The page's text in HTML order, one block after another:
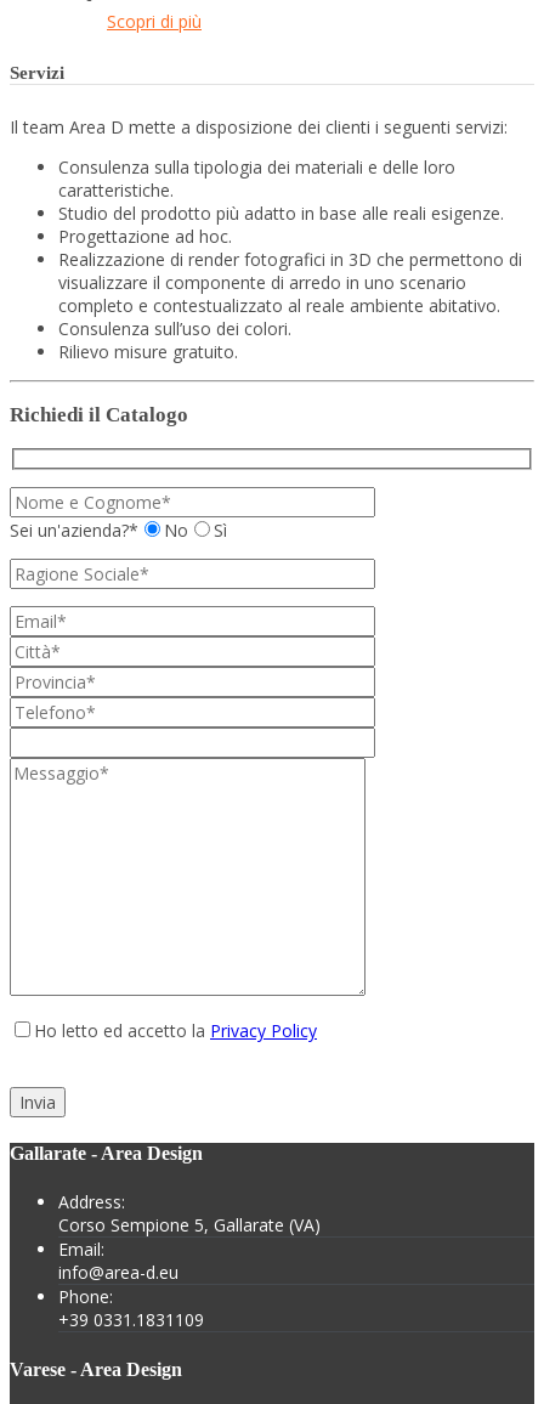
Scopri di più
Servizi
Il team Area D mette a disposizione dei clienti i seguenti servizi:
Consulenza sulla tipologia dei materiali e delle loro
caratteristiche.
Studio del prodotto più adatto in base alle reali esigenze.
Progettazione ad hoc.
Realizzazione di render fotografici in 3D che permettono di
visualizzare il componente di arredo in uno scenario
completo e contestualizzato al reale ambiente abitativo.
Consulenza sull’uso dei colori.
Rilievo misure gratuito.
Richiedi il Catalogo
Sei un'azienda?* No Sì
Ho letto ed accetto la Privacy Policy
Gallarate - Area Design
Address:
Corso Sempione 5, Gallarate (VA)
Email:
info@area-d.eu
Phone:
+39 0331.1831109
Varese - Area Design